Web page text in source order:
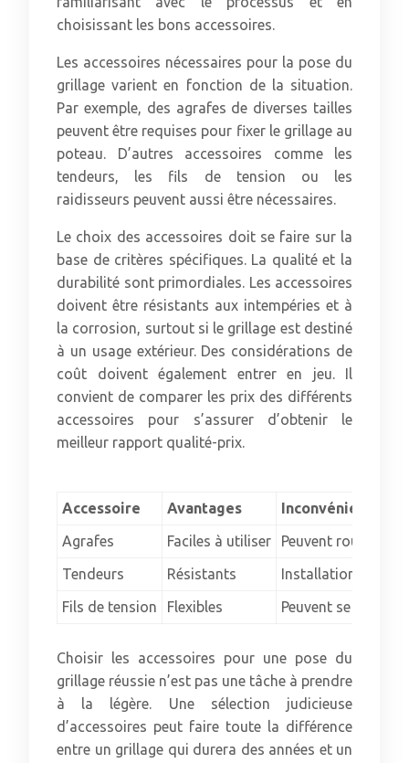
choisissant les bons accessoires.
Les accessoires nécessaires pour la pose du
grillage varient en fonction de la situation.
Par exemple, des agrafes de diverses tailles
peuvent être requises pour fixer le grillage au
poteau. D’autres accessoires comme les
tendeurs, les fils de tension ou les
raidisseurs peuvent aussi être nécessaires.
Le choix des accessoires doit se faire sur la
base de critères spécifiques. La qualité et la
durabilité sont primordiales. Les accessoires
doivent être résistants aux intempéries et à
la corrosion, surtout si le grillage est destiné
à un usage extérieur. Des considérations de
coût doivent également entrer en jeu. Il
convient de comparer les prix des différents
accessoires pour s’assurer d’obtenir le
meilleur rapport qualité-prix.
Accessoire Avantages
Inconvénients
Agrafes
Faciles à utiliser
Peuvent rouiller
Tendeurs
Résistants
Installation
Fils de tension
Flexibles Peuvent se
Choisir les accessoires pour une pose du
grillage réussie n’est pas une tâche à prendre
à la légère. Une sélection judicieuse
d’accessoires peut faire toute la différence
entre un grillage qui durera des années et un